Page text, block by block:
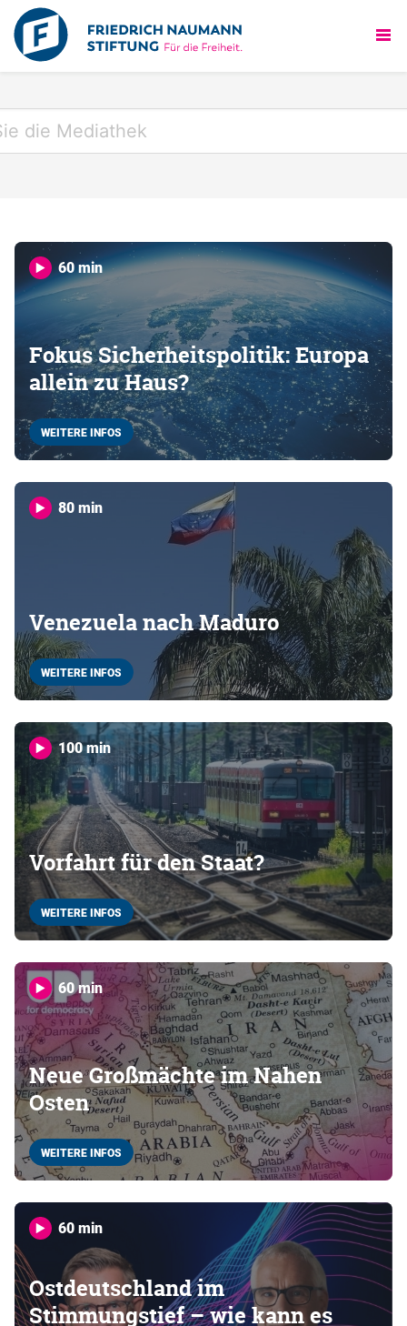
60 min
Fokus Sicherheitspolitik: Europa
allein zu Haus?
WEITERE INFOS
80 min
Venezuela nach Maduro
WEITERE INFOS
100 min
Vorfahrt für den Staat?
WEITERE INFOS
60 min
Neue Großmächte im Nahen
Osten
WEITERE INFOS
60 min
Ostdeutschland im
Stimmungstief – wie kann es